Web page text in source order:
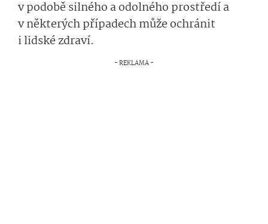
v podobě silného a odolného prostředí a
v některých případech může ochránit
i lidské zdraví.